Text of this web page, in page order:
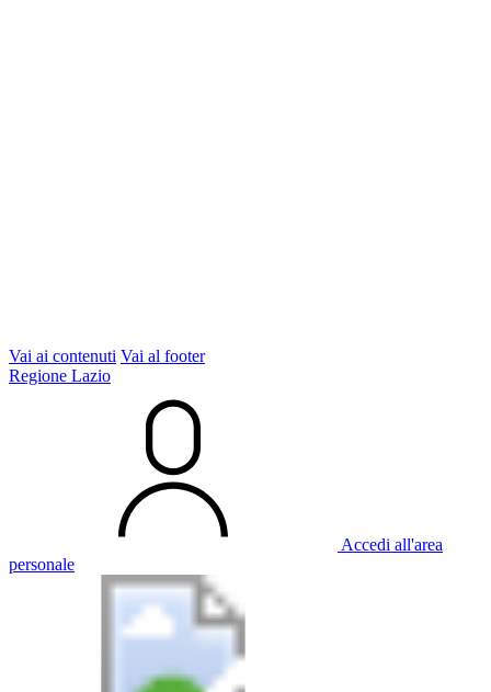
Vai ai contenuti Vai al footer
Regione Lazio
Accedi all'area
personale